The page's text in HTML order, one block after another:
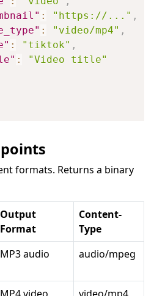
: "https://..." ,
: "video/mp4" ,
: "tiktok" ,
:
"Video title"
formats. Returns a binary
Output
Format
Content-
Type
MP3 audio audio/mpeg